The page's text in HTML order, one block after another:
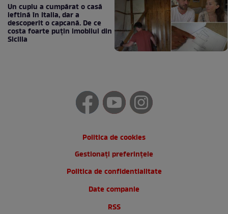
Un cuplu a cumpărat o casă
ieftină în Italia, dar a
descoperit o capcană. De ce
costa foarte puțin imobilul din
Sicilia
Politica de cookies
Gestionați preferințele
Politica de confidentialitate
Date companie
RSS